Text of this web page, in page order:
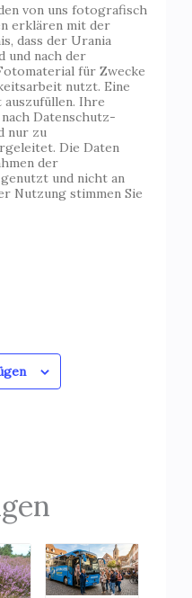
von uns fotografisch
erklären mit der
dass der Urania
und nach der
für Zwecke
nutzt. Eine
Ihre
Datenschutz-
nur zu
Die Daten
der
und nicht an
Nutzung stimmen Sie